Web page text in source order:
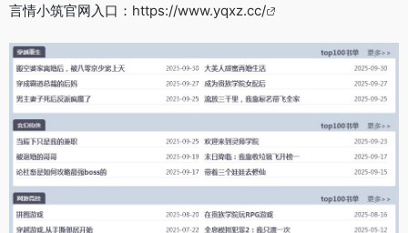
言情小筑官网入口： https://www.yqxz.cc/